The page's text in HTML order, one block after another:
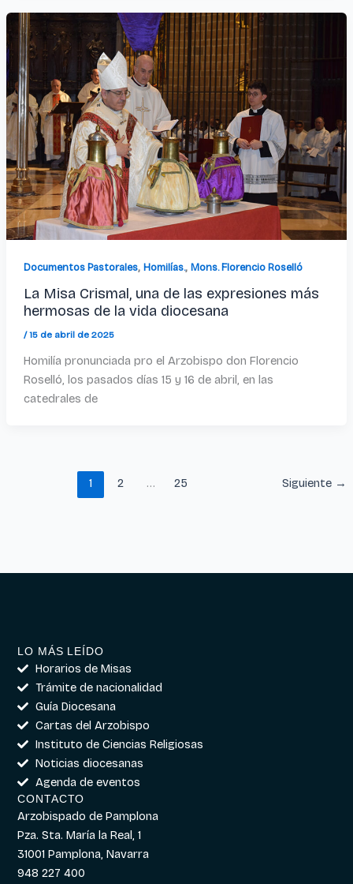
Documentos Pastorales, Homilías., Mons. Florencio Roselló
La Misa Crismal, una de las expresiones más
hermosas de la vida diocesana
/15 de abril de 2025
Homilía pronunciada pro el Arzobispo don Florencio
Roselló, los pasados días 15 y 16 de abril, en las
catedrales de
1 2 … 25 Siguiente →
LO MÁS LEÍDO
Horarios de Misas
Trámite de nacionalidad
Guía Diocesana
Cartas del Arzobispo
Instituto de Ciencias Religiosas
Noticias diocesanas
Agenda de eventos
CONTACTO
Arzobispado de Pamplona
Pza. Sta. María la Real, 1
31001 Pamplona, Navarra
948 227 400